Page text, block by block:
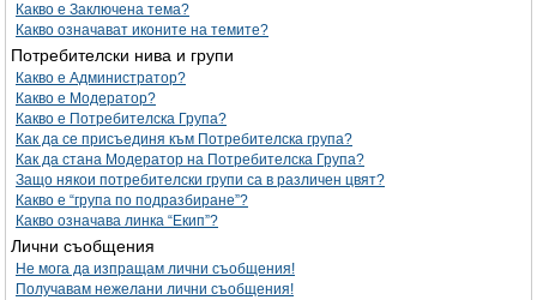
Какво е Заключена тема?
Какво означават иконите на темите?
Потребителски нива и групи
Какво е Администратор?
Какво е Модератор?
Какво е Потребителска Група?
Как да се присъединя към Потребителска група?
Как да стана Модератор на Потребителска Група?
Защо някои потребителски групи са в различен цвят?
Какво е “група по подразбиране”?
Какво означава линка “Екип”?
Лични съобщения
Не мога да изпращам лични съобщения!
Получавам нежелани лични съобщения!